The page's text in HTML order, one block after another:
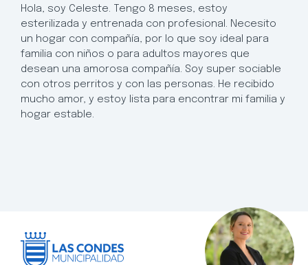
Hola, soy Celeste. Tengo 8 meses, estoy
esterilizada y entrenada con profesional. Necesito
un hogar con compañía, por lo que soy ideal para
familia con niños o para adultos mayores que
desean una amorosa compañía. Soy super sociable
con otros perritos y con las personas. He recibido
mucho amor, y estoy lista para encontrar mi familia y
hogar estable.